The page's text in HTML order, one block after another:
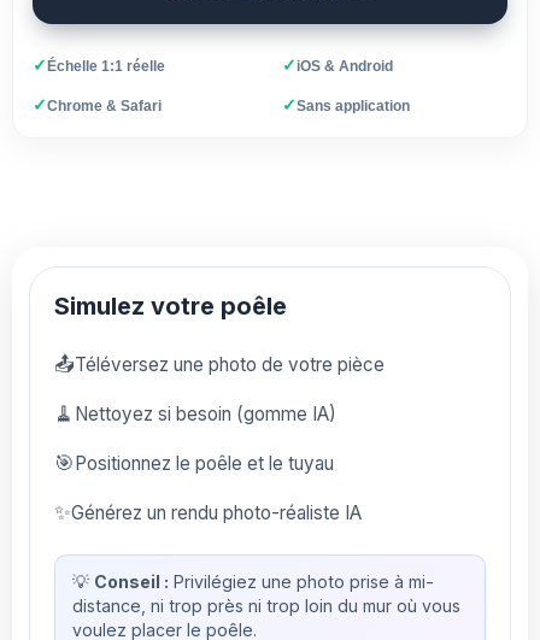
✓Échelle 1:1 réelle ✓iOS & Android
✓Chrome & Safari ✓Sans application
Simulez votre poêle
📤Téléversez une photo de votre pièce
🧹 Nettoyez si besoin (gomme IA)
🎯Positionnez le poêle et le tuyau
✨Générez un rendu photo-réaliste IA
💡 Conseil : Privilégiez une photo prise à mi-
distance, ni trop près ni trop loin du mur où vous
voulez placer le poêle.